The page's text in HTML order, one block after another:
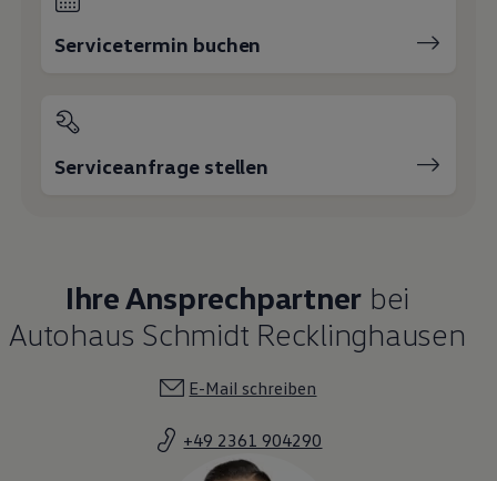
Servicetermin buchen
Serviceanfrage stellen
Ihre Ansprechpartner bei
Autohaus Schmidt Recklinghausen
E-Mail schreiben
+49 2361 904290